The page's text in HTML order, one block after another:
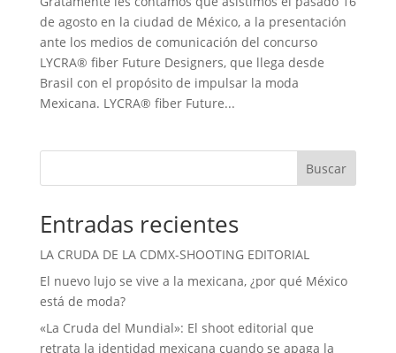
de agosto en la ciudad de México, a la presentación
ante los medios de comunicación del concurso
LYCRA® fiber Future Designers, que llega desde
Brasil con el propósito de impulsar la moda
Mexicana. LYCRA® fiber Future...
Buscar
Entradas recientes
LA CRUDA DE LA CDMX-SHOOTING EDITORIAL
El nuevo lujo se vive a la mexicana, ¿por qué México
está de moda?
«La Cruda del Mundial»: El shoot editorial que
retrata la identidad mexicana cuando se apaga la